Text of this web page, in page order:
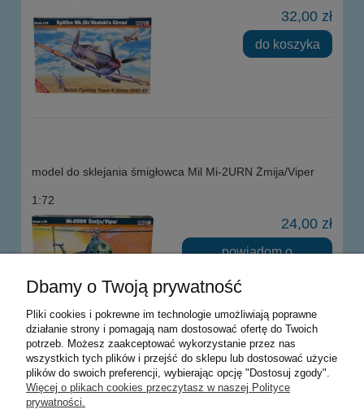
32,00 zł
do koszyka
model do sklejania śmigłowca Mil Mi-2URN Żmija/Viper
1:72
24,00 zł
powiadom o
model do sklejania helikopter UH-1H/D Iroquois 1:72
24,00 zł
Dbamy o Twoją prywatność
Pliki cookies i pokrewne im technologie umożliwiają poprawne
działanie strony i pomagają nam dostosować ofertę do Twoich
potrzeb. Możesz zaakceptować wykorzystanie przez nas
wszystkich tych plików i przejść do sklepu lub dostosować użycie
plików do swoich preferencji, wybierając opcję "Dostosuj zgody".
Więcej o plikach cookies przeczytasz w naszej Polityce
prywatności.